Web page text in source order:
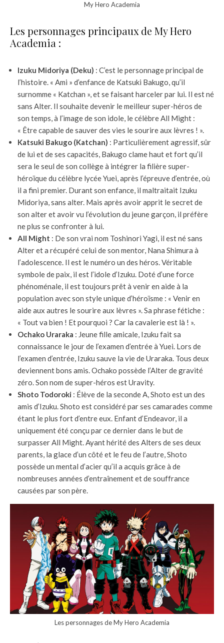
My Hero Academia
Les personnages principaux de My Hero
Academia :
Izuku Midoriya (Deku) : C’est le personnage principal de
l’histoire. « Ami » d’enfance de Katsuki Bakugo, qu’il
surnomme « Katchan », et se faisant harceler par lui. Il est né
sans Alter. Il souhaite devenir le meilleur super-héros de
son temps, à l’image de son idole, le célèbre All Might :
« Être capable de sauver des vies le sourire aux lèvres ! ».
Katsuki Bakugo (Katchan) : Particulièrement agressif, sûr
de lui et de ses capacités, Bakugo clame haut et fort qu’il
sera le seul de son collège à intégrer la filière super-
héroïque du célèbre lycée Yuei, après l’épreuve d’entrée, où
il a fini premier. Durant son enfance, il maltraitait Izuku
Midoriya, sans alter. Mais après avoir apprit le secret de
son alter et avoir vu l’évolution du jeune garçon, il préfère
ne plus se confronter à lui.
All Might : De son vrai nom Toshinori Yagi, il est né sans
Alter et a récupéré celui de son mentor, Nana Shimura à
l’adolescence. Il est le numéro un des héros. Véritable
symbole de paix, il est l’idole d’Izuku. Doté d’une force
phénoménale, il est toujours prêt à venir en aide à la
population avec son style unique d’héroïsme : « Venir en
aide aux autres le sourire aux lèvres ». Sa phrase fétiche :
« Tout va bien ! Et pourquoi ? Car la cavalerie est là ! ».
Ochako Uraraka : Jeune fille amicale, Izuku fait sa
connaissance le jour de l’examen d’entrée à Yuei. Lors de
l’examen d’entrée, Izuku sauve la vie de Uraraka. Tous deux
deviennent bons amis. Ochako possède l’Alter de gravité
zéro. Son nom de super-héros est Uravity.
Shoto Todoroki : Élève de la seconde A, Shoto est un des
amis d’Izuku. Shoto est considéré par ses camarades comme
étant le plus fort d’entre eux. Enfant d’Endeavor, il a
uniquement été conçu par ce dernier dans le but de
surpasser All Might. Ayant hérité des Alters de ses deux
parents, la glace d’un côté et le feu de l’autre, Shoto
possède un mental d’acier qu’il a acquis grâce à de
nombreuses années d’entraînement et de souffrance
causées par son père.
Les personnages de My Hero Academia